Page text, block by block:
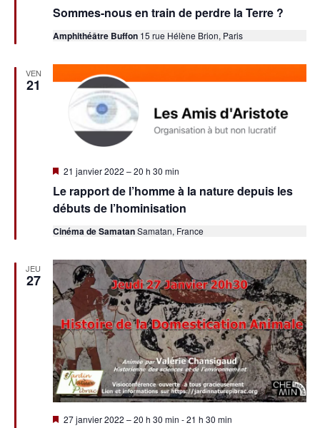
Sommes-nous en train de perdre la Terre ?
avant
Amphithéâtre Buffon 15 rue Hélène Brion, Paris
VEN
21
Le rapport de l’homme à la nature depuis les
débuts de l’hominisation
Mis
avant
21 janvier 2022 – 20 h 30 min
Cinéma de SamatanSamatan, France
JEU
27
Mis
27 janvier 2022 – 20 h 30 min -21 h 30 min